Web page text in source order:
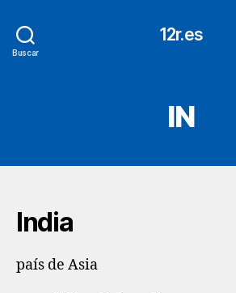
Buscar
12r.es
IN
India
país de Asia